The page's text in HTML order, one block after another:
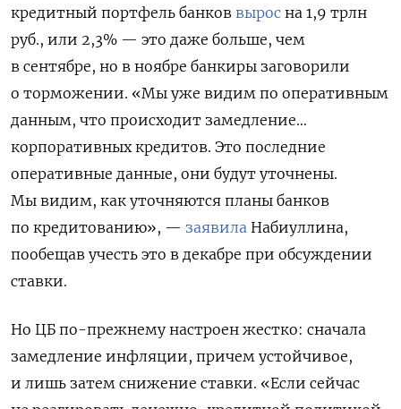
кредитный портфель банков вырос на 1,9 трлн
руб., или 2,3% — это даже больше, чем
в сентябре, но в ноябре банкиры заговорили
о торможении. «Мы уже видим по оперативным
данным, что происходит замедление…
корпоративных кредитов. Это последние
оперативные данные, они будут уточнены.
Мы видим, как уточняются планы банков
по кредитованию», — заявила Набиуллина,
пообещав учесть это в декабре при обсуждении
ставки.
Но ЦБ по-прежнему настроен жестко: сначала
замедление инфляции, причем устойчивое,
и лишь затем снижение ставки. «Если сейчас